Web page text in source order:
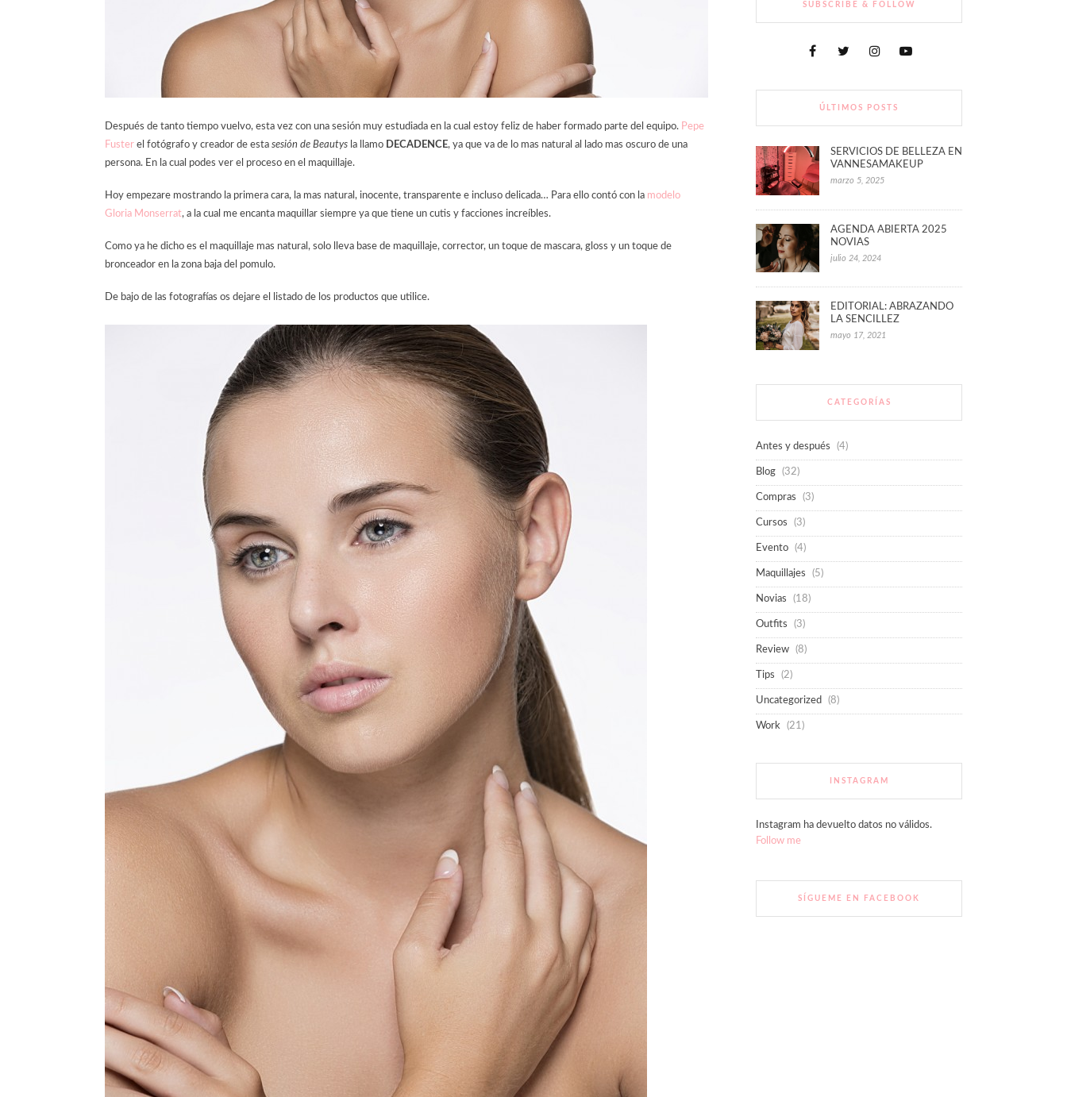
Después de tanto tiempo vuelvo, esta vez con una sesión muy estudiada en la cual estoy feliz de haber formado parte del equipo. Pepe
Fuster el fotógrafo y creador de esta sesión de Beautys la llamo DECADENCE, ya que va de lo mas natural al lado mas oscuro de una
persona. En la cual podes ver el proceso en el maquillaje.
Hoy empezare mostrando la primera cara, la mas natural, inocente, transparente e incluso delicada… Para ello contó con la modelo
Gloria Monserrat, a la cual me encanta maquillar siempre ya que tiene un cutis y facciones increíbles.
Como ya he dicho es el maquillaje mas natural, solo lleva base de maquillaje, corrector, un toque de mascara, gloss y un toque de
bronceador en la zona baja del pomulo.
De bajo de las fotografías os dejare el listado de los productos que utilice.
SUBSCRIBE & FOLLOW
ÚLTIMOS POSTS
SERVICIOS DE BELLEZA EN
VANNESAMAKEUP
marzo 5, 2025
AGENDA ABIERTA 2025
NOVIAS
julio 24, 2024
EDITORIAL: ABRAZANDO
LA SENCILLEZ
mayo 17, 2021
CATEGORÍAS
Antes y después (4)
Blog (32)
Compras (3)
Cursos (3)
Evento (4)
Maquillajes (5)
Novias (18)
Outfits (3)
Review (8)
Tips (2)
Uncategorized (8)
Work (21)
INSTAGRAM
Instagram ha devuelto datos no válidos.
Follow me
SÍGUEME EN FACEBOOK